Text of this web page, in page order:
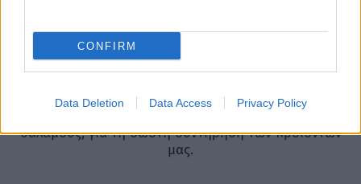
CONFIRM
Data Deletion Data Access Privacy Policy
Συσκευασίες Προϊόντωνγια τη σωστή
τελευταίας τεχνολογίας μηχανές συσκευασίας
θαλάμους, για τη σωστή συντήρηση των προϊόντων
μας.